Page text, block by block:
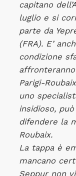
capitano
luglio e si
parte da
(FRA). E’
condizione
Parigi-
uno
insidioso,
difendere la
Roubaix.
La tappa è
mancano
Seppur non